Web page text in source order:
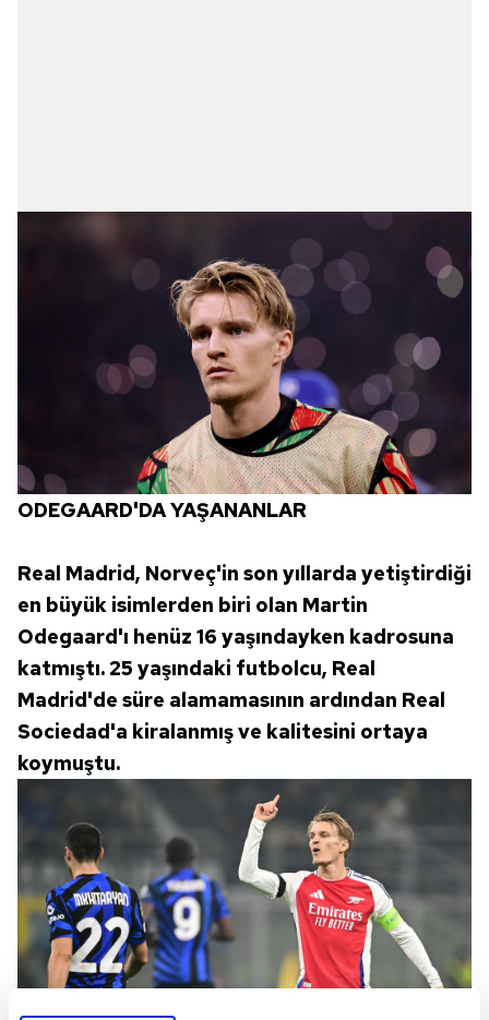
ODEGAARD'DA YAŞANANLAR
Real Madrid, Norveç'in son yıllarda yetiştirdiği
en büyük isimlerden biri olan Martin
Odegaard'ı henüz 16 yaşındayken kadrosuna
katmıştı. 25 yaşındaki futbolcu, Real
Madrid'de süre alamamasının ardından Real
Sociedad'a kiralanmış ve kalitesini ortaya
koymuştu.